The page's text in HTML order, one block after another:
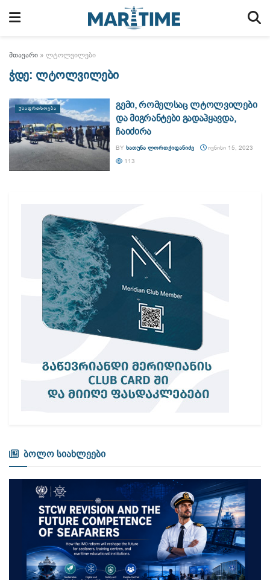
მთავარი » ლტოლვილები
ჭდე: ლტოლვილები
ᲣᲡᲐᲤᲠᲗᲮᲝᲔᲑᲐ
გემი, რომელსაც ლტოლვილები
და მიგრანტები გადაჰყავდა,
ჩაიძირა
BY ᲮᲐᲗᲣᲜᲐ ᲚᲝᲠᲗᲥᲘᲤᲐᲜᲘᲫᲔ
ᲘᲕᲜᲘᲡᲘ 15, 2023
113
ბოლო სიახლეები